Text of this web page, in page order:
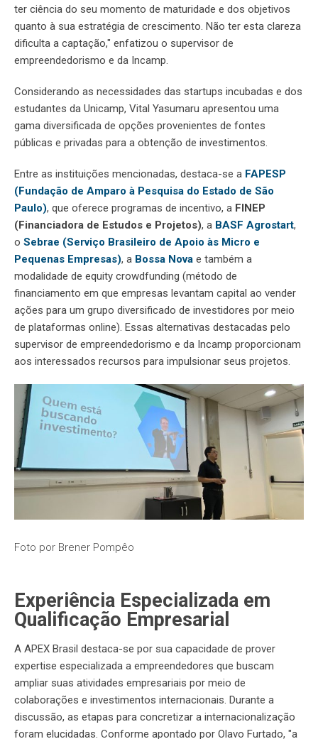
ter ciência do seu momento de maturidade e dos objetivos
quanto à sua estratégia de crescimento. Não ter esta clareza
dificulta a captação," enfatizou o supervisor de
empreendedorismo e da Incamp.
Considerando as necessidades das startups incubadas e dos
estudantes da Unicamp, Vital Yasumaru apresentou uma
gama diversificada de opções provenientes de fontes
públicas e privadas para a obtenção de investimentos.
Entre as instituições mencionadas, destaca-se a FAPESP
(Fundação de Amparo à Pesquisa do Estado de São
Paulo), que oferece programas de incentivo, a FINEP
(Financiadora de Estudos e Projetos), a BASF Agrostart,
o Sebrae (Serviço Brasileiro de Apoio às Micro e
Pequenas Empresas), a Bossa Nova e também a
modalidade de equity crowdfunding (método de
financiamento em que empresas levantam capital ao vender
ações para um grupo diversificado de investidores por meio
de plataformas online). Essas alternativas destacadas pelo
supervisor de empreendedorismo e da Incamp proporcionam
aos interessados recursos para impulsionar seus projetos.
Foto por Brener Pompêo
Experiência Especializada em
Qualificação Empresarial
A APEX Brasil destaca-se por sua capacidade de prover
expertise especializada a empreendedores que buscam
ampliar suas atividades empresariais por meio de
colaborações e investimentos internacionais. Durante a
discussão, as etapas para concretizar a internacionalização
foram elucidadas. Conforme apontado por Olavo Furtado, "a